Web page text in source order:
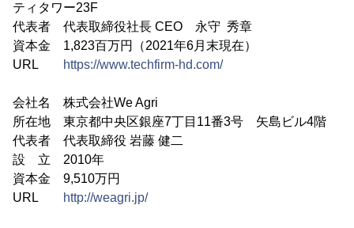
ティタワー23F
代表者 代表取締役社長 CEO 永守 秀章
資本金 1,823百万円（2021年6月末現在）
URL
https://www.techfirm-hd.com/
会社名 株式会社We Agri
所在地 東京都中央区銀座7丁目11番3号 矢島ビル4階
代表者 代表取締役 岩藤 健二
設 立 2010年
資本金 9,510万円
URL
http://weagri.jp/